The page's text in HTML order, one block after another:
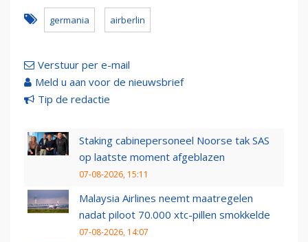
germania airberlin
Verstuur per e-mail
Meld u aan voor de nieuwsbrief
Tip de redactie
Staking cabinepersoneel Noorse tak SAS
op laatste moment afgeblazen
07-08-2026, 15:11
Malaysia Airlines neemt maatregelen
nadat piloot 70.000 xtc-pillen smokkelde
07-08-2026, 14:07